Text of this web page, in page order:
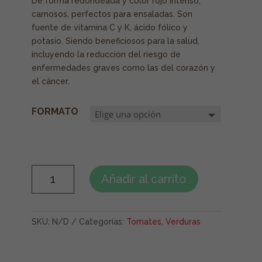
carnosos, perfectos para ensaladas. Son
fuente de vitamina C y K, ácido fólico y
potasio. Siendo beneficiosos para la salud,
incluyendo la reducción del riesgo de
enfermedades graves como las del corazón y
el cáncer.
FORMATO
REDONDO
Añadir al carrito
SKU: N/D Categorías: Tomates,Verduras